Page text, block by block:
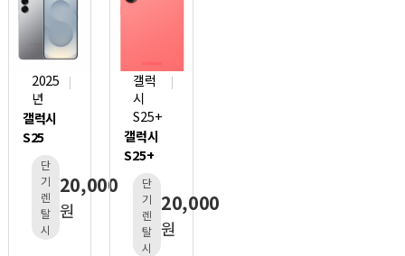
2025
년
갤럭시
S25
단
기
렌
탈
시
20,000
원
갤럭
시
S25+
갤럭시
S25+
단
기
렌
탈
시
20,000
원